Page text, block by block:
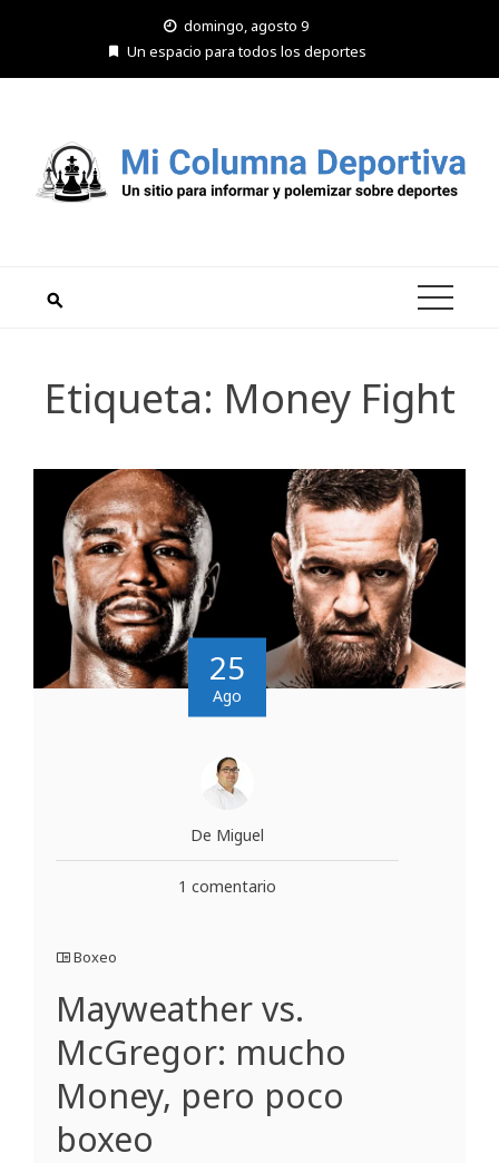
domingo, agosto 9
Un espacio para todos los deportes
Etiqueta: Money Fight
25
Ago
De Miguel
1 comentario
Boxeo
Mayweather vs.
McGregor: mucho
Money, pero poco
boxeo